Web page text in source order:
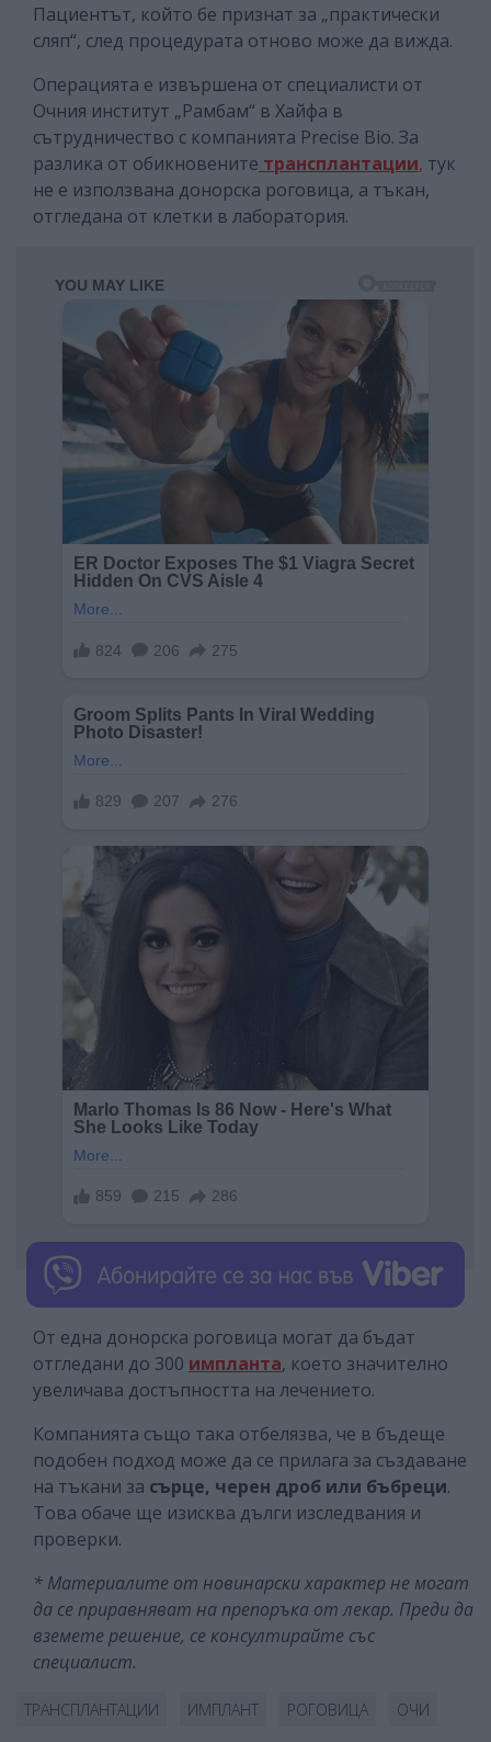
Пациентът, който бе признат за „практически
сляп“, след процедурата отново може да вижда.
Операцията е извършена от специалисти от
Очния институт „Рамбам“ в Хайфа в
сътрудничество с компанията Precise Bio. За
разлика от обикновените трансплантации, тук
не е използвана донорска роговица, а тъкан,
отгледана от клетки в лаборатория.
От една донорска роговица могат да бъдат
отгледани до 300 импланта, което значително
увеличава достъпността на лечението.
Компанията също така отбелязва, че в бъдеще
подобен подход може да се прилага за създаване
на тъкани за сърце, черен дроб или бъбреци.
Това обаче ще изисква дълги изследвания и
проверки.
* Материалите от новинарски характер не могат
да се приравняват на препоръка от лекар. Преди да
вземете решение, се консултирайте със
специалист.
ТРАНСПЛАНТАЦИИ ИМПЛАНТ РОГОВИЦА ОЧИ